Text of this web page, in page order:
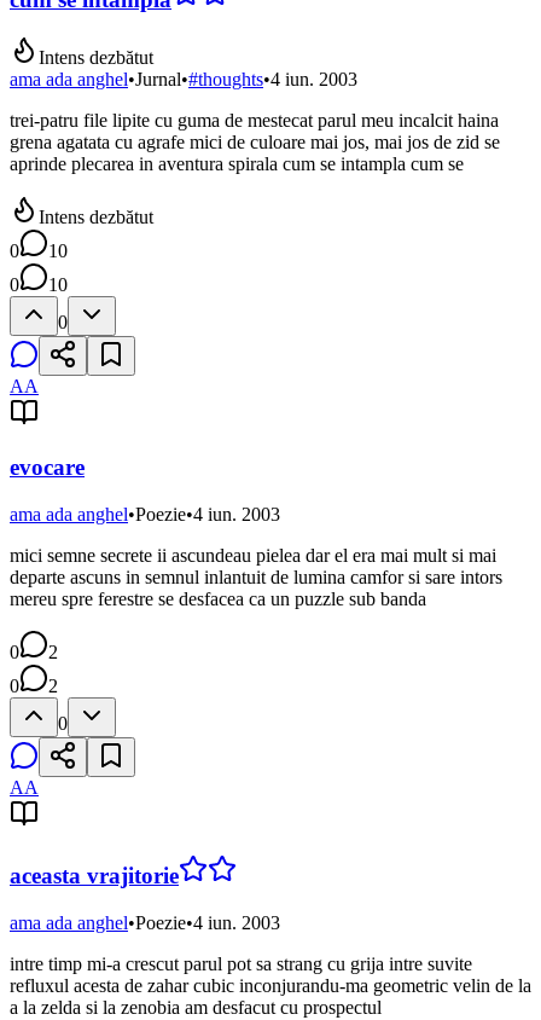
Intens dezbătut
ama ada anghel•Jurnal•#thoughts•4 iun. 2003
trei-patru file lipite cu guma de mestecat parul meu incalcit haina
grena agatata cu agrafe mici de culoare mai jos, mai jos de zid se
aprinde plecarea in aventura spirala cum se intampla cum se
Intens dezbătut
0
10
0
10
0
AA
evocare
ama ada anghel•Poezie•4 iun. 2003
mici semne secrete ii ascundeau pielea dar el era mai mult si mai
departe ascuns in semnul inlantuit de lumina camfor si sare intors
mereu spre ferestre se desfacea ca un puzzle sub banda
0
2
0
2
0
AA
aceasta vrajitorie
ama ada anghel•Poezie•4 iun. 2003
intre timp mi-a crescut parul pot sa strang cu grija intre suvite
refluxul acesta de zahar cubic inconjurandu-ma geometric velin de la
a la zelda si la zenobia am desfacut cu prospectul